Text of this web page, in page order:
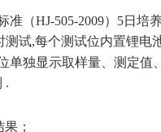
准（HJ-505-2009）5日
试,每个测试位内置锂电
单独显示取样量、测定值
.
果 ；